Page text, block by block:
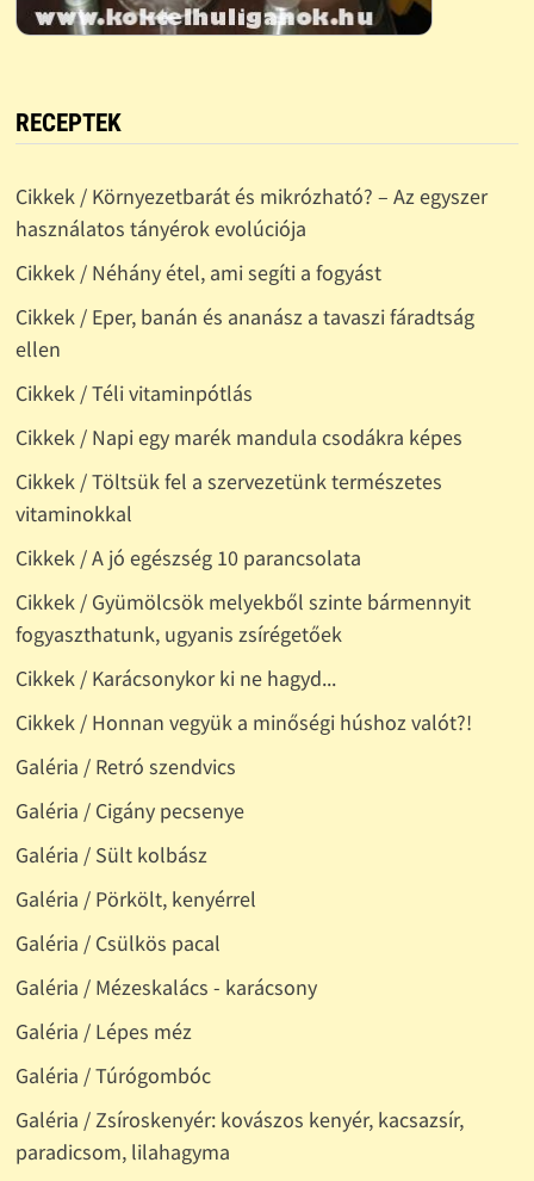
RECEPTEK
Cikkek / Környezetbarát és mikrózható? – Az egyszer
használatos tányérok evolúciója
Cikkek / Néhány étel, ami segíti a fogyást
Cikkek / Eper, banán és ananász a tavaszi fáradtság
ellen
Cikkek / Téli vitaminpótlás
Cikkek / Napi egy marék mandula csodákra képes
Cikkek / Töltsük fel a szervezetünk természetes
vitaminokkal
Cikkek / A jó egészség 10 parancsolata
Cikkek / Gyümölcsök melyekből szinte bármennyit
fogyaszthatunk, ugyanis zsírégetőek
Cikkek / Karácsonykor ki ne hagyd...
Cikkek / Honnan vegyük a minőségi húshoz valót?!
Galéria / Retró szendvics
Galéria / Cigány pecsenye
Galéria / Sült kolbász
Galéria / Pörkölt, kenyérrel
Galéria / Csülkös pacal
Galéria / Mézeskalács - karácsony
Galéria / Lépes méz
Galéria / Túrógombóc
Galéria / Zsíroskenyér: kovászos kenyér, kacsazsír,
paradicsom, lilahagyma